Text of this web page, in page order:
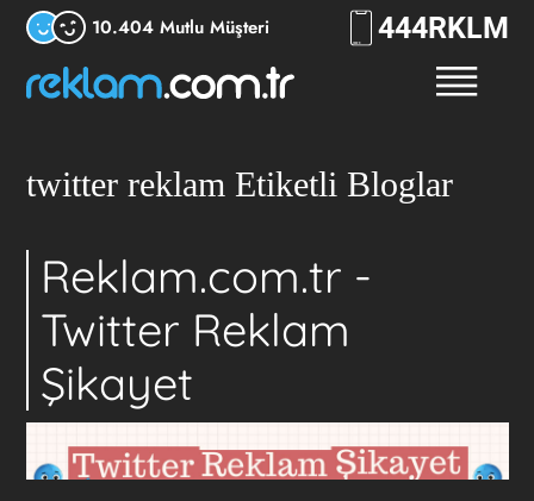
10.404 Mutlu Müşteri 444RKLM
twitter reklam Etiketli Bloglar
Reklam.com.tr -
Twitter Reklam
Şikayet